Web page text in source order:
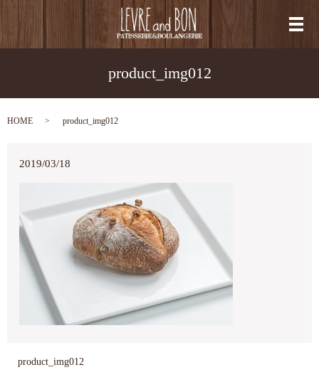
メ
product_img012
HOME product_img012
2019/03/18
product_img012